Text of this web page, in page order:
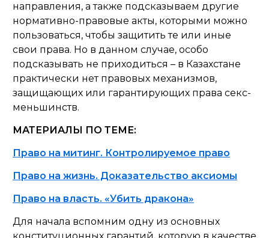
направления, а также подсказываем другие
нормативно-правовые акты, которыми можно
пользоваться, чтобы защитить те или иные
свои права. Но в данном случае, особо
подсказывать не приходиться – в Казахстане
практически нет правовых механизмов,
защищающих или гарантирующих права секс-
меньшинств.
МАТЕРИАЛЫ ПО ТЕМЕ:
Право на митинг. Контролируемое право
Право на жизнь. Доказательство аксиомы
Право на власть. «Убить дракона»
Для начала вспомним одну из основных